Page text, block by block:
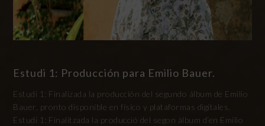
Estudi 1: Producción para Emilio Bauer.
Estudi 1: Finalizada la producción del segundo álbum de Emilio
Bauer, pronto disponible en físico y plataformas digitales.
Estudi 1: Finalitzada la producció del segon àlbum d’en Emilio